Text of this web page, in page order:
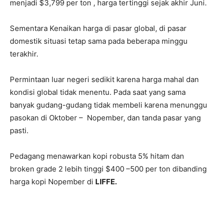
menjadi $3,799 per ton , harga tertinggi sejak akhir Juni.
Sementara Kenaikan harga di pasar global, di pasar
domestik situasi tetap sama pada beberapa minggu
terakhir.
Permintaan luar negeri sedikit karena harga mahal dan
kondisi global tidak menentu. Pada saat yang sama
banyak gudang-gudang tidak membeli karena menunggu
pasokan di Oktober – Nopember, dan tanda pasar yang
pasti.
Pedagang menawarkan kopi robusta 5% hitam dan
broken grade 2 lebih tinggi $400 –500 per ton dibanding
harga kopi Nopember di LIFFE.